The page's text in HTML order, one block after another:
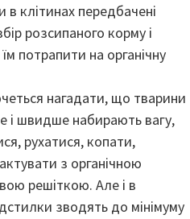
в клітинах передбачені
розсипаного корму і
потрапити на органічну
нагадати, що тварини
і швидше набирають вагу,
рухатися, копати,
з органічною
решіткою. Але і в
зводять до мінімуму